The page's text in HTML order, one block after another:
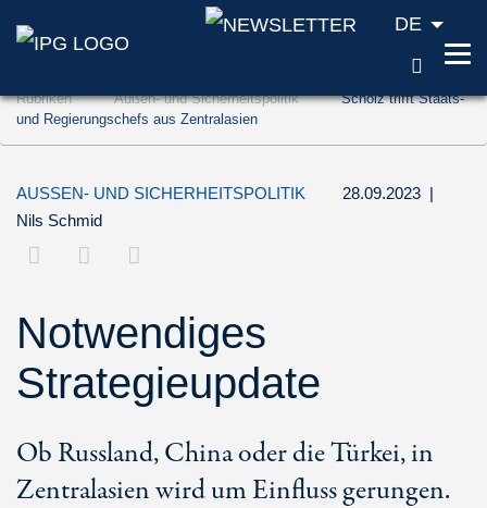
Zum Inhalt springen (Accesskey '1')
Zur Suche springen (Accesskey '2')
DE
Rubriken Außen- und Sicherheitspolitik
Scholz trifft Staats-
und Regierungschefs aus Zentralasien
AUSSEN- UND SICHERHEITSPOLITIK 28.09.2023 |
Nils Schmid
Notwendiges
Strategieupdate
Ob Russland, China oder die Türkei, in
Zentralasien wird um Einfluss gerungen.